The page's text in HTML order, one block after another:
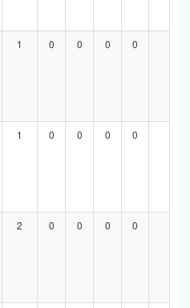
1 0 0 0 0
1 0 0 0 0
2 0 0 0 0